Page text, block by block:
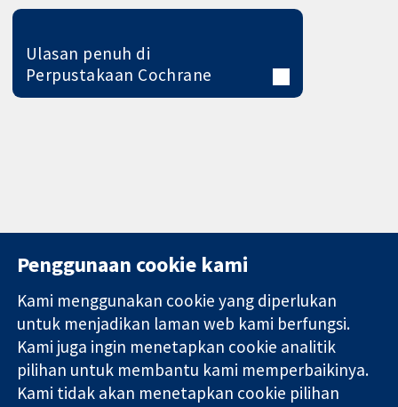
Ulasan penuh di
Perpustakaan Cochrane
Bukti yang
dipercayai.
keputusan
11-13 Cavendish
Square
London
W1G 0AN
United Kingdom
Hubungi kita
Berita
Pejabat
akhbar
Perihal Kami
Penggunaan cookie kami
Kami menggunakan cookie yang diperlukan
untuk menjadikan laman web kami berfungsi.
Kami juga ingin menetapkan cookie analitik
pilihan untuk membantu kami memperbaikinya.
Kami tidak akan menetapkan cookie pilihan